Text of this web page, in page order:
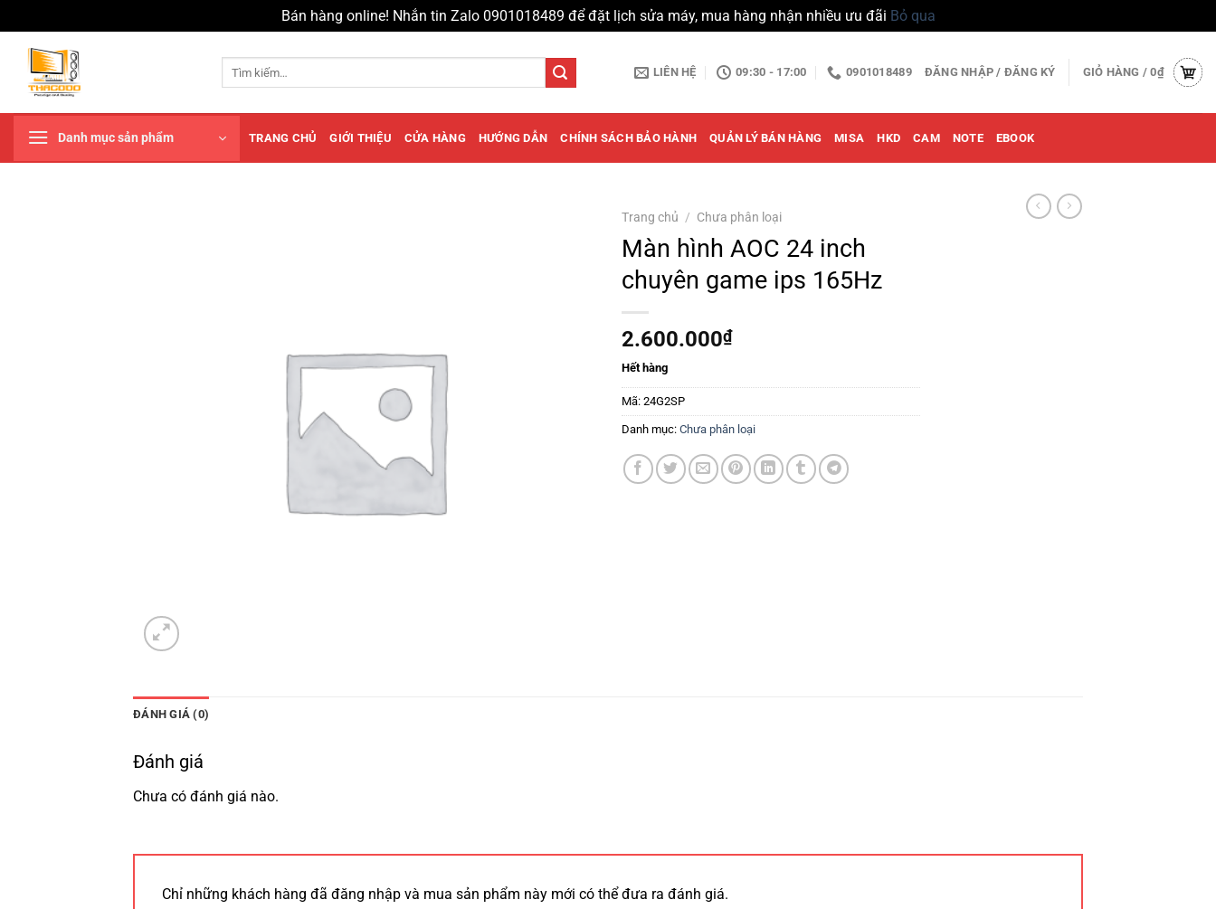
Bán hàng online! Nhắn tin Zalo 0901018489 để đặt lịch sửa máy, mua hàng nhận nhiều ưu đãi Bỏ qua
dung
Tìm
LIÊN HỆ 09:30 - 17:00 0901018489 ĐĂNG NHẬP / ĐĂNG KÝ GIỎ HÀNG /0₫
Danh mục sản phẩm TRANG CHỦ GIỚI THIỆU CỬA HÀNG HƯỚNG DẪN CHÍNH SÁCH BẢO HÀNH QUẢN LÝ BÁN HÀNG MISA HKD CAM NOTE EBOOK
Trang chủ / Chưa phân loại
Màn hình AOC 24 inch
chuyên game ips 165Hz
2.600.000₫
Hết hàng
Mã: 24G2SP
Danh mục: Chưa phân loại
ĐÁNH GIÁ (0)
Đánh giá
Chưa có đánh giá nào.
Chỉ những khách hàng đã đăng nhập và mua sản phẩm này mới có thể đưa ra đánh giá.